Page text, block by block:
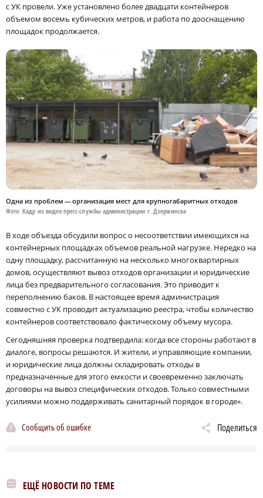
с УК провели. Уже установлено более двадцати контейнеров
объемом восемь кубических метров, и работа по дооснащению
площадок продолжается.
Одна из проблем — организация мест для крупногабаритных отходов
Фото: Кадр из видео пресс-службы администрации г. Дзержинска
В ходе объезда обсудили вопрос о несоответствии имеющихся на
контейнерных площадках объемов реальной нагрузке. Нередко на
одну площадку, рассчитанную на несколько многоквартирных
домов, осуществляют вывоз отходов организации и юридические
лица без предварительного согласования. Это приводит к
переполнению баков. В настоящее время администрация
совместно с УК проводит актуализацию реестра, чтобы количество
контейнеров соответствовало фактическому объему мусора.
Сегодняшняя проверка подтвердила: когда все стороны работают в
диалоге, вопросы решаются. И жители, и управляющие компании,
и юридические лица должны складировать отходы в
предназначенные для этого емкости и своевременно заключать
договоры на вывоз специфических отходов. Только совместными
усилиями можно поддерживать санитарный порядок в городе».
Сообщить об ошибке Поделиться
ЕЩЁ НОВОСТИ ПО ТЕМЕ